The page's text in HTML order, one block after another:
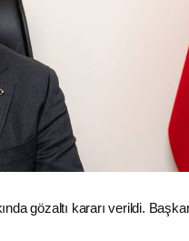
gözaltı kararı verildi.